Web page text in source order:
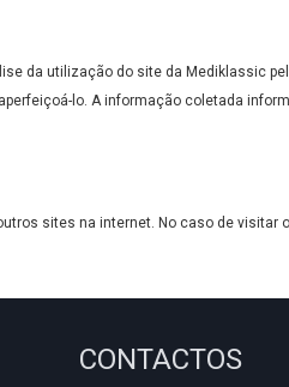
da utilização do site da Mediklassic
lo. A informação coletada
sites na internet. No caso de visitar
CONTACTOS